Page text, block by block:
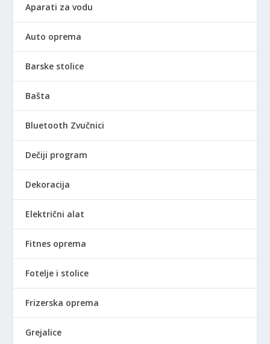
Aparati za vodu
Auto oprema
Barske stolice
Bašta
Bluetooth Zvučnici
Dečiji program
Dekoracija
Električni alat
Fitnes oprema
Fotelje i stolice
Frizerska oprema
Grejalice